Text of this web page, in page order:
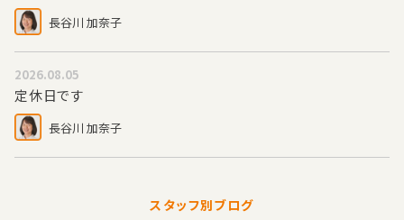
長谷川 加奈子
2026.08.05
定休日です
長谷川 加奈子
スタッフ別ブログ